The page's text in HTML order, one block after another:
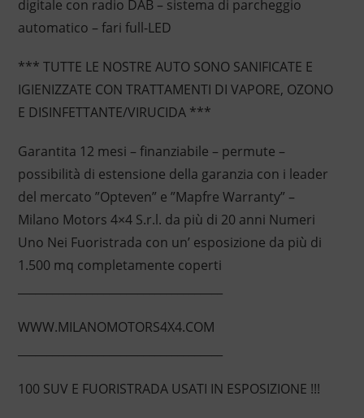
digitale con radio DAB – sistema di parcheggio
automatico – fari full-LED
*** TUTTE LE NOSTRE AUTO SONO SANIFICATE E
IGIENIZZATE CON TRATTAMENTI DI VAPORE, OZONO
E DISINFETTANTE/VIRUCIDA ***
Garantita 12 mesi – finanziabile – permute –
possibilità di estensione della garanzia con i leader
del mercato ”Opteven” e ”Mapfre Warranty” –
Milano Motors 4×4 S.r.l. da più di 20 anni Numeri
Uno Nei Fuoristrada con un’ esposizione da più di
1.500 mq completamente coperti
WWW.MILANOMOTORS4X4.COM
100 SUV E FUORISTRADA USATI IN ESPOSIZIONE !!!